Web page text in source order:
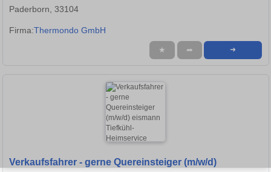
Paderborn, 33104
Firma:Thermondo GmbH
★ ➦ ➜
Verkaufsfahrer - gerne Quereinsteiger (m/w/d)